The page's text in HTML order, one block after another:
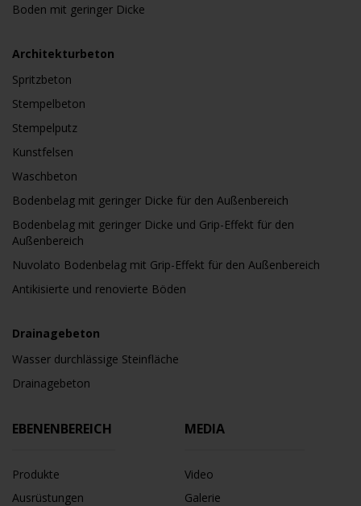
Boden mit geringer Dicke
Architekturbeton
Spritzbeton
Stempelbeton
Stempelputz
Kunstfelsen
Waschbeton
Bodenbelag mit geringer Dicke für den Außenbereich
Bodenbelag mit geringer Dicke und Grip-Effekt für den
Außenbereich
Nuvolato Bodenbelag mit Grip-Effekt für den Außenbereich
Antikisierte und renovierte Böden
Drainagebeton
Wasser durchlässige Steinfläche
Drainagebeton
EBENENBEREICH
Produkte
Ausrüstungen
MEDIA
Video
Galerie